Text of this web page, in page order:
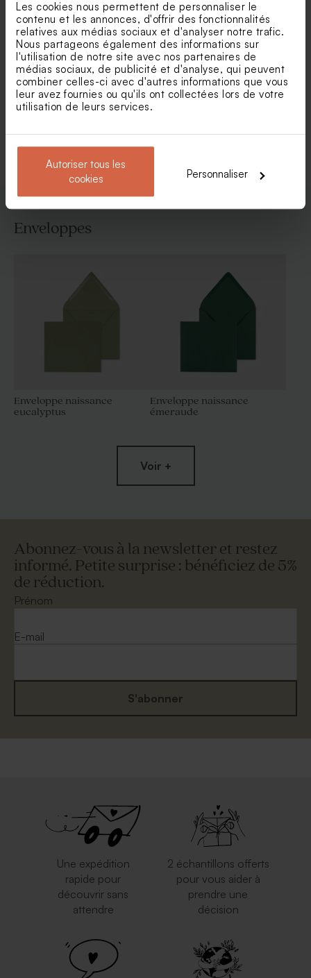
Les cookies nous permettent de personnaliser le
contenu et les annonces, d'offrir des fonctionnalités
relatives aux médias sociaux et d'analyser notre trafic.
Nous partageons également des informations sur
l'utilisation de notre site avec nos partenaires de
médias sociaux, de publicité et d'analyse, qui peuvent
combiner celles-ci avec d'autres informations que vous
leur avez fournies ou qu'ils ont collectées lors de votre
utilisation de leurs services.
Autoriser tous les
cookies
Personnaliser
Faire part naissance petite
abeille surprise
Faire part naissance carré
animaux de la forêt
Voir toute la collection Faire-part naissance
Enveloppes
Enveloppe naissance
eucalyptus
Enveloppe naissance
émeraude
Superbe enveloppe carrée
crème
Voir +
Abonnez-vous à la newsletter et restez
informé. Petite surprise : bénéficiez de 5%
de réduction.
Prénom
E-mail
S'abonner
Une expédition
rapide pour
découvrir sans
attendre
2 échantillons offerts
pour vous aider à
prendre une
décision